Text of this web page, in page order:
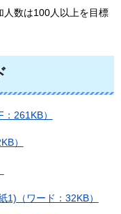
数は100人以上を目標
261KB）
）
1)（ワード：32KB）